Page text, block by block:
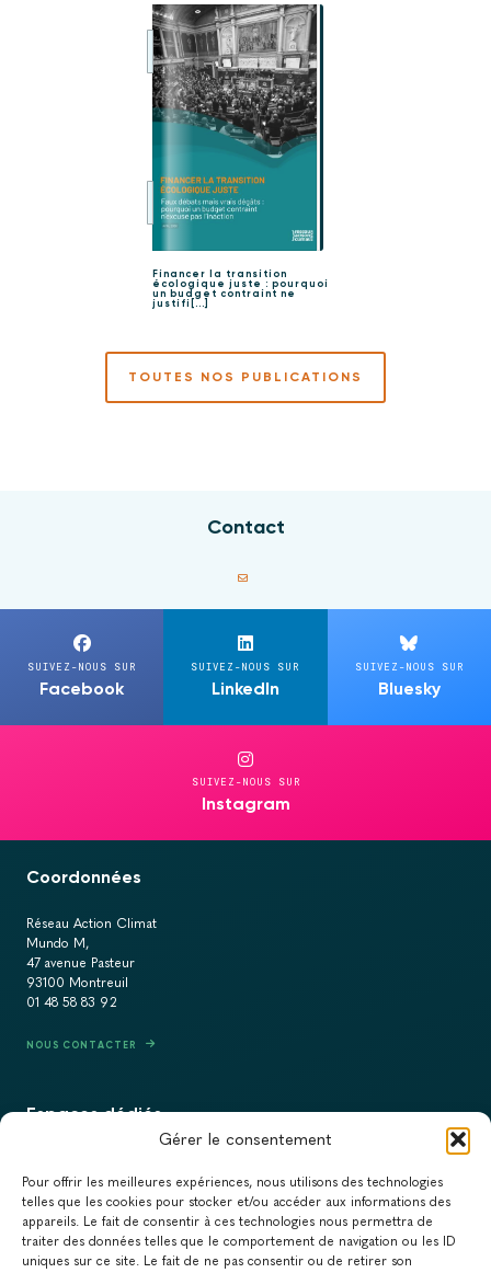
Gérer le consentement
Pour offrir les meilleures expériences, nous utilisons des technologies
telles que les cookies pour stocker et/ou accéder aux informations des
appareils. Le fait de consentir à ces technologies nous permettra de
traiter des données telles que le comportement de navigation ou les ID
uniques sur ce site. Le fait de ne pas consentir ou de retirer son
Financer la transition
écologique juste : pourquoi
un budget contraint ne
justifi[...]
TOUTES NOS PUBLICATIONS
Contact
SUIVEZ-NOUS SUR
Facebook
SUIVEZ-NOUS SUR
LinkedIn
SUIVEZ-NOUS SUR
Bluesky
SUIVEZ-NOUS SUR
Instagram
Coordonnées
Réseau Action Climat
Mundo M,
47 avenue Pasteur
93100 Montreuil
01 48 58 83 92
NOUS CONTACTER
Espaces dédiés
RECRUTEMENT
ACTUALITÉS